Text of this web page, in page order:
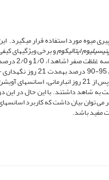
میوه مورد استفاده قرار می‏گیرد.
ایتالیکومو برخی ویژگی­های
لیموترش رقم مکزیکن لایم در طی انبارمانی انجام شد. لیموها با سوسپانسیون­ قارچمایه­زنی­ و با اسانس­های روغنی
در اتانول 5/1% حجمی- حجمی، غوطه­ور شدند. سپس میوه­های لیمو در دمای 1± 8 درجه سلسیوس و رطوبت نسبی 95-90 درصد به­­مدت 21 روز نگه­داری ­
شدند. نتایج نشان داد که اسانس­های گیاهی در کنترل کپک­ آبی و حفظ کیفیت پس ­از برداشت میوه لیمو مؤثر بودند. پس ­از 21 روز انبارمانی،
پس ­از برداشت کمتری نسبت به شاهد داشتند. با این حال در این
توان بیان داشت که کاربرد
مفید باشد.